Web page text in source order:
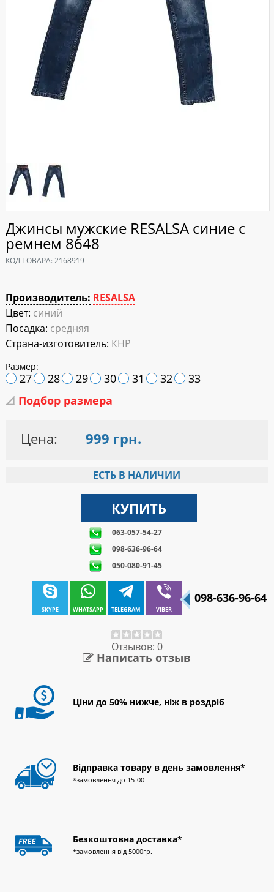
Джинсы мужские RESALSA синие с
ремнем 8648
КОД ТОВАРА:2168919
Производитель: RESALSA
Цвет: синий
Посадка: средняя
Страна-изготовитель: КНР
Размер:
27 28 29 30 31 32
33
Подбор размера
Цена: 999 грн.
ЕСТЬ В НАЛИЧИИ
063-057-54-27
098-636-96-64
050-080-91-45
SKYPE WHATSAPP TELEGRAM VIBER
098-636-96-64
Отзывов: 0
Написать отзыв
Ціни до 50% нижче, ніж в роздріб
Відправка товару в день замовлення*
*замовлення до 15-00
Безкоштовна доставка*
*замовлення від 5000гр.